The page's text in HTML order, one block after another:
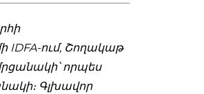
ում, Շողակաթ
որպես
Գլխավոր